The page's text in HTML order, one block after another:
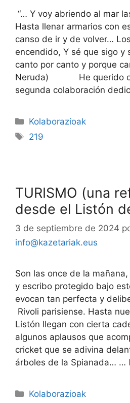
“… Y voy abriendo al mar
Hasta llenar armarios con
canso de ir y de volver…
encendido, Y sé que sigo y
canto por canto y porque
Neruda) He querido
segunda colaboración
Kolaborazioak
219
TURISMO (una
desde el Listón
3 de septiembre de 2024
info@kazetariak.eus
Son las once de la
y escribo protegido bajo
evocan tan perfecta y
Rivoli parisiense. Hasta
Listón llegan con cierta
algunos aplausos que
cricket que se adivina
árboles de la Spianada… …
Kolaborazioak